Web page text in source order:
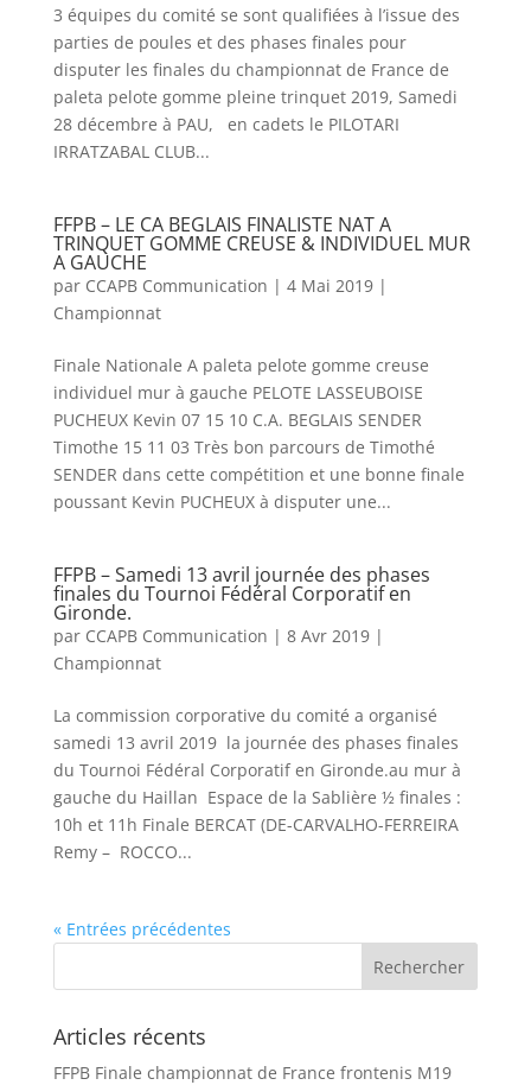
3 équipes du comité se sont qualifiées à l’issue des
parties de poules et des phases finales pour
disputer les finales du championnat de France de
paleta pelote gomme pleine trinquet 2019, Samedi
28 décembre à PAU, en cadets le PILOTARI
IRRATZABAL CLUB...
FFPB – LE CA BEGLAIS FINALISTE NAT A
TRINQUET GOMME CREUSE & INDIVIDUEL MUR
A GAUCHE
par CCAPB Communication | 4 Mai 2019|
Championnat
Finale Nationale A paleta pelote gomme creuse
individuel mur à gauche PELOTE LASSEUBOISE
PUCHEUX Kevin 07 15 10 C.A. BEGLAIS SENDER
Timothe 15 11 03 Très bon parcours de Timothé
SENDER dans cette compétition et une bonne finale
poussant Kevin PUCHEUX à disputer une...
FFPB – Samedi 13 avril journée des phases
finales du Tournoi Fédéral Corporatif en
Gironde.
par CCAPB Communication | 8 Avr 2019|
Championnat
La commission corporative du comité a organisé
samedi 13 avril 2019 la journée des phases finales
du Tournoi Fédéral Corporatif en Gironde.au mur à
gauche du Haillan Espace de la Sablière ½ finales :
10h et 11h Finale BERCAT (DE-CARVALHO-FERREIRA
Remy – ROCCO...
« Entrées précédentes
Articles récents
FFPB Finale championnat de France frontenis M19